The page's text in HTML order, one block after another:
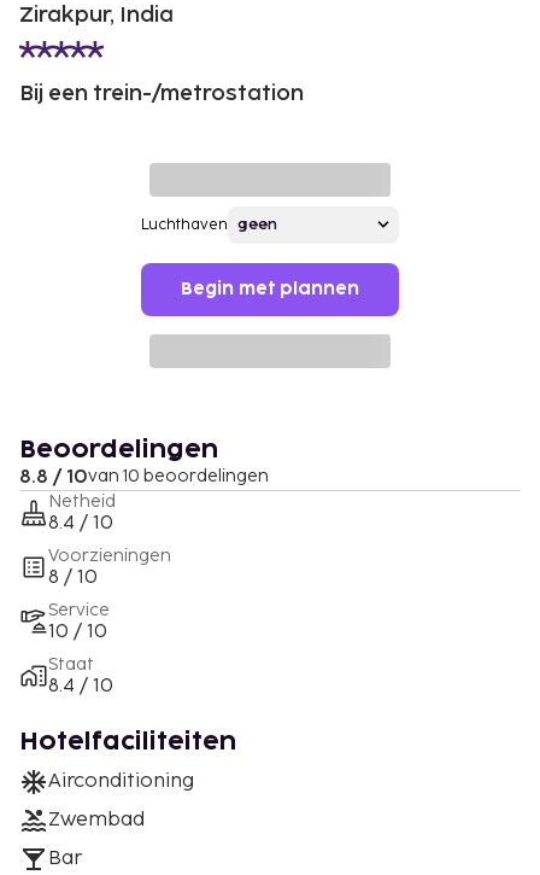
Zirakpur, India
Bij een trein-/metrostation
Luchthaven
Begin met plannen
Beoordelingen
8.8 / 10van 10 beoordelingen
Netheid
8.4 / 10
Voorzieningen
8 / 10
Service
10 / 10
Staat
8.4 / 10
Hotelfaciliteiten
Airconditioning
Zwembad
Bar